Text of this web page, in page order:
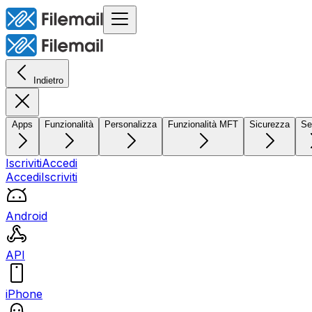
Indietro
Apps Funzionalità Personalizza Funzionalità MFT Sicurezza
IscrivitiAccedi
AccediIscriviti
Android
API
iPhone